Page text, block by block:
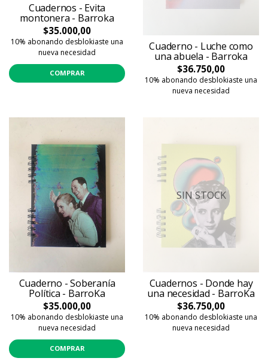
Cuadernos - Evita
montonera - Barroka
$35.000,00
10% abonando desblokiaste una
nueva necesidad
COMPRAR
Cuaderno - Luche como
una abuela - Barroka
$36.750,00
10% abonando desblokiaste una
nueva necesidad
Cuaderno - Soberanía
Política - BarroKa
$35.000,00
10% abonando desblokiaste una
nueva necesidad
COMPRAR
SIN STOCK
Cuadernos - Donde hay
una necesidad - BarroKa
$36.750,00
10% abonando desblokiaste una
nueva necesidad